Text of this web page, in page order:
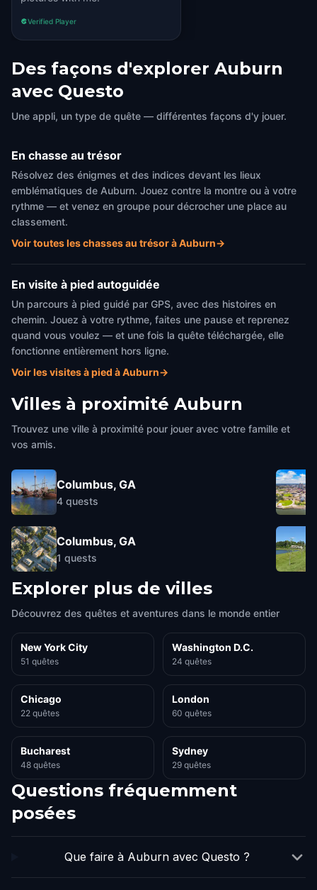
Verified Player
Des façons d'explorer Auburn
avec Questo
Une appli, un type de quête — différentes façons d'y jouer.
En chasse au trésor
Résolvez des énigmes et des indices devant les lieux
emblématiques de Auburn. Jouez contre la montre ou à votre
rythme — et venez en groupe pour décrocher une place au
classement.
Voir toutes les chasses au trésor à Auburn→
En visite à pied autoguidée
Un parcours à pied guidé par GPS, avec des histoires en
chemin. Jouez à votre rythme, faites une pause et reprenez
quand vous voulez — et une fois la quête téléchargée, elle
fonctionne entièrement hors ligne.
Voir les visites à pied à Auburn→
Villes à proximité Auburn
Trouvez une ville à proximité pour jouer avec votre famille et
vos amis.
Columbus, GA
4 quests
Columbus, GA
1 quests
Explorer plus de villes
Découvrez des quêtes et aventures dans le monde entier
New York City
51 quêtes
Washington D.C.
24 quêtes
Chicago
22 quêtes
London
60 quêtes
Bucharest
48 quêtes
Sydney
29 quêtes
Questions fréquemment
posées
Que faire à Auburn avec Questo ?